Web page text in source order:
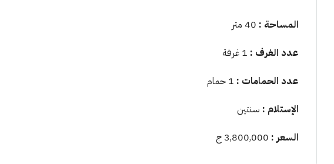
المساحة :
عدد الغرف :
عدد الحمامات :
الإستلام : سنتين
السعر :